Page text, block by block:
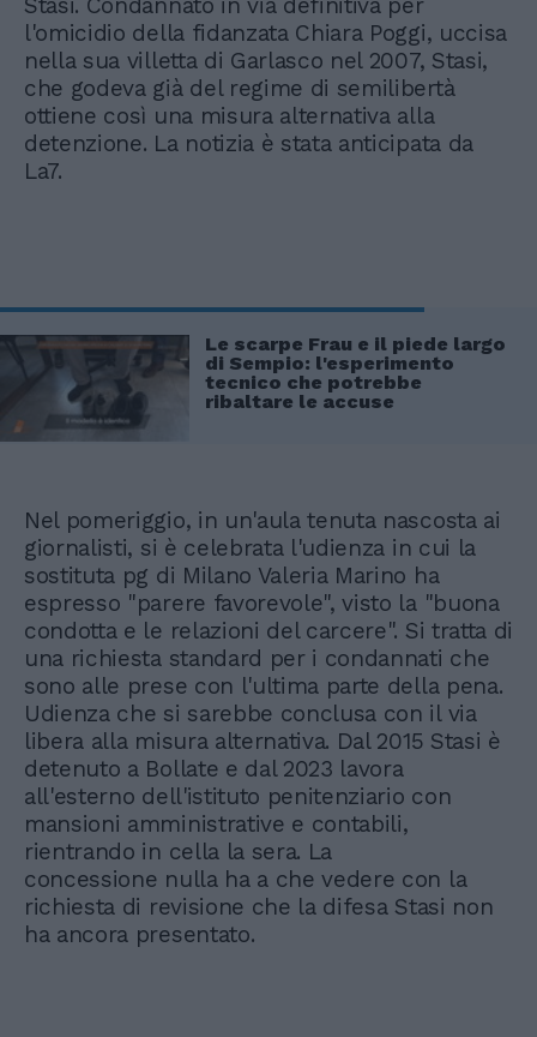
l'omicidio della fidanzata Chiara Poggi, uccisa
nella sua villetta di Garlasco nel 2007, Stasi,
che godeva già del regime di semilibertà
ottiene così una misura alternativa alla
detenzione. La notizia è stata anticipata da
La7.
Le scarpe Frau e il piede largo
di Sempio: l'esperimento
tecnico che potrebbe
ribaltare le accuse
Nel pomeriggio, in un'aula tenuta nascosta ai
giornalisti, si è celebrata l'udienza in cui la
sostituta pg di Milano Valeria Marino ha
espresso "parere favorevole", visto la "buona
condotta e le relazioni del carcere". Si tratta di
una richiesta standard per i condannati che
sono alle prese con l'ultima parte della pena.
Udienza che si sarebbe conclusa con il via
libera alla misura alternativa. Dal 2015 Stasi è
detenuto a Bollate e dal 2023 lavora
all'esterno dell'istituto penitenziario con
mansioni amministrative e contabili,
rientrando in cella la sera. La
concessione nulla ha a che vedere con la
richiesta di revisione che la difesa Stasi non
ha ancora presentato.